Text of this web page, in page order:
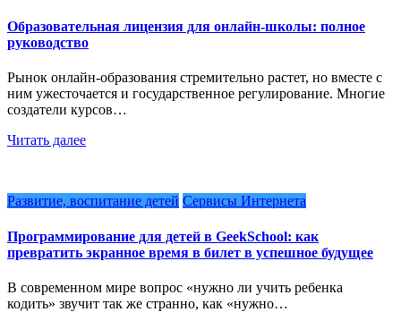
Образовательная лицензия для онлайн-школы: полное
руководство
Рынок онлайн-образования стремительно растет, но вместе с
ним ужесточается и государственное регулирование. Многие
создатели курсов…
Читать далее
Развитие, воспитание детей Сервисы Интернета
Программирование для детей в GeekSchool: как
превратить экранное время в билет в успешное будущее
В современном мире вопрос «нужно ли учить ребенка
кодить» звучит так же странно, как «нужно…